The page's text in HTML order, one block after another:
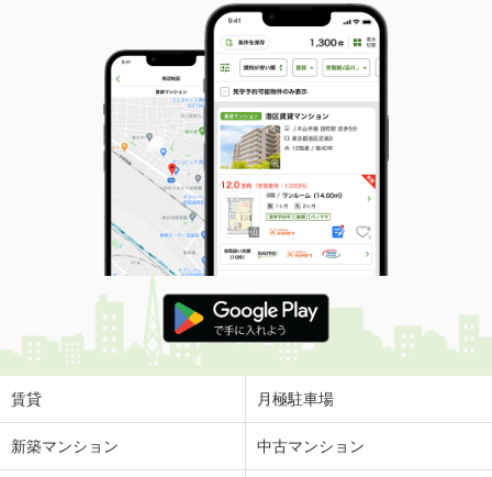
宮崎県延岡市野田３
46.49m²
間取り
2DK
宮崎県宮崎市高岡町飯田 ３丁目
価 格
5.20万円
住 所
宮崎県宮崎市高岡町飯田 ３丁目
専有面積 50.03m²
間取り
1LDK
宮崎県宮崎市権現町
価 格
4.70万円
住 所
宮崎県宮崎市権現町
専有面積
宮崎県宮崎市清水１丁目
賃貸 月極駐車場
新築マンション 中古マンション